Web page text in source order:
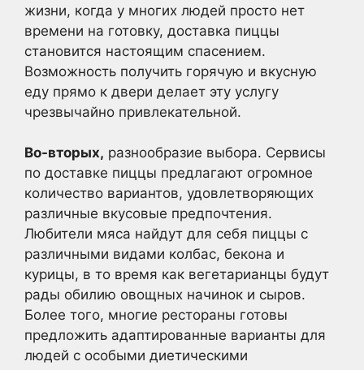
жизни, когда у многих людей просто нет
времени на готовку, доставка пиццы
становится настоящим спасением.
Возможность получить горячую и вкусную
еду прямо к двери делает эту услугу
чрезвычайно привлекательной.
Во-вторых, разнообразие выбора. Сервисы
по доставке пиццы предлагают огромное
количество вариантов, удовлетворяющих
различные вкусовые предпочтения.
Любители мяса найдут для себя пиццы с
различными видами колбас, бекона и
курицы, в то время как вегетарианцы будут
рады обилию овощных начинок и сыров.
Более того, многие рестораны готовы
предложить адаптированные варианты для
людей с особыми диетическими